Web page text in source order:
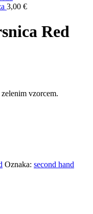
3,00 €
Red
vzorcem.
Oznaka: second hand